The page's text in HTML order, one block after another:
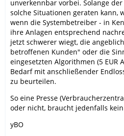
unverkennbar vorbei. Solange
solche Situationen geraten kann,
wenn die Systembetreiber - in
ihre Anlagen entsprechend
jetzt schwerer wiegt, die
betroffenen Kunden" oder die
eingesetzten Algorithmen (5 EUR
Bedarf mit anschließender
zu beurteilen.
So eine Presse
oder nicht, braucht jedenfalls
yBO